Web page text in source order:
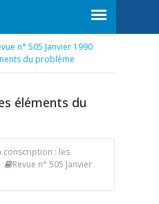
n° 505 Janvier 1990
du problème
éléments du
conscription : les
Revue n° 505 Janvier